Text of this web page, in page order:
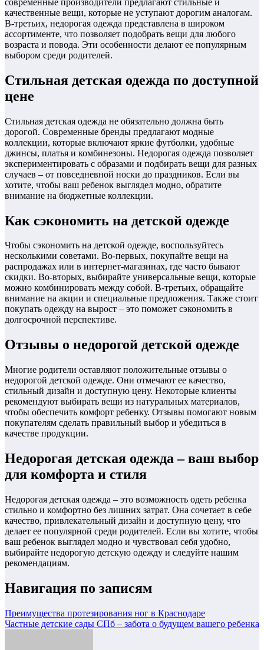
качественные вещи, которые не уступают дорогим аналогам.
В-третьих, недорогая одежда представлена в широком
ассортименте, что позволяет подобрать вещи для любого
возраста и повода. Эти особенности делают ее популярным
выбором среди родителей.
Стильная детская одежда по доступной
цене
Стильная детская одежда не обязательно должна быть
дорогой. Современные бренды предлагают модные
коллекции, которые включают яркие футболки, удобные
джинсы, платья и комбинезоны. Недорогая одежда позволяет
экспериментировать с образами и подбирать вещи для разных
случаев – от повседневной носки до праздников. Если вы
хотите, чтобы ваш ребенок выглядел модно, обратите
внимание на бюджетные коллекции.
Как сэкономить на детской одежде
Чтобы сэкономить на детской одежде, воспользуйтесь
несколькими советами. Во-первых, покупайте вещи на
распродажах или в интернет-магазинах, где часто бывают
скидки. Во-вторых, выбирайте универсальные вещи, которые
можно комбинировать между собой. В-третьих, обращайте
внимание на акции и специальные предложения. Также стоит
покупать одежду на вырост – это поможет сэкономить в
долгосрочной перспективе.
Отзывы о недорогой детской одежде
Многие родители оставляют положительные отзывы о
недорогой детской одежде. Они отмечают ее качество,
стильный дизайн и доступную цену. Некоторые клиенты
рекомендуют выбирать вещи из натуральных материалов,
чтобы обеспечить комфорт ребенку. Отзывы помогают новым
покупателям сделать правильный выбор и убедиться в
качестве продукции.
Недорогая детская одежда – ваш выбор
для комфорта и стиля
Недорогая детская одежда – это возможность одеть ребенка
стильно и комфортно без лишних затрат. Она сочетает в себе
качество, привлекательный дизайн и доступную цену, что
делает ее популярной среди родителей. Если вы хотите, чтобы
ваш ребенок выглядел модно и чувствовал себя удобно,
выбирайте недорогую детскую одежду и следуйте нашим
рекомендациям.
Навигация по записям
Преимущества протезирования ног в Краснодаре
Частные детские сады СПб – забота о будущем вашего ребенка